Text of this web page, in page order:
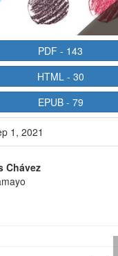
PDF - 143
HTML - 30
EPUB - 79
1, 2021
Chávez